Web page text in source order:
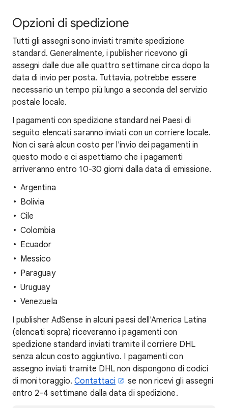
Opzioni di spedizione
Tutti gli assegni sono inviati tramite spedizione
standard. Generalmente, i publisher ricevono gli
assegni dalle due alle quattro settimane circa dopo la
data di invio per posta. Tuttavia, potrebbe essere
necessario un tempo più lungo a seconda del servizio
postale locale.
I pagamenti con spedizione standard nei Paesi di
seguito elencati saranno inviati con un corriere locale.
Non ci sarà alcun costo per l'invio dei pagamenti in
questo modo e ci aspettiamo che i pagamenti
arriveranno entro 10-30 giorni dalla data di emissione.
Argentina
Bolivia
Cile
Colombia
Ecuador
Messico
Paraguay
Uruguay
Venezuela
I publisher AdSense in alcuni paesi dell'America Latina
(elencati sopra) riceveranno i pagamenti con
spedizione standard inviati tramite il corriere DHL
senza alcun costo aggiuntivo. I pagamenti con
assegno inviati tramite DHL non dispongono di codici
di monitoraggio.Contattaci
se non ricevi gli assegni
entro 2-4 settimane dalla data di spedizione.